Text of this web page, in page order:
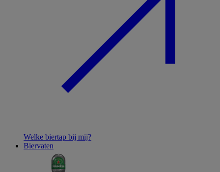
Welke biertap bij mij?
Biervaten